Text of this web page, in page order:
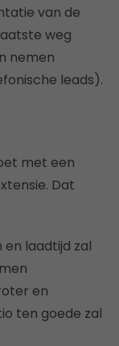
van de
weg
nemen
leads).
met een
Dat
laadtijd zal
en
ten goede zal